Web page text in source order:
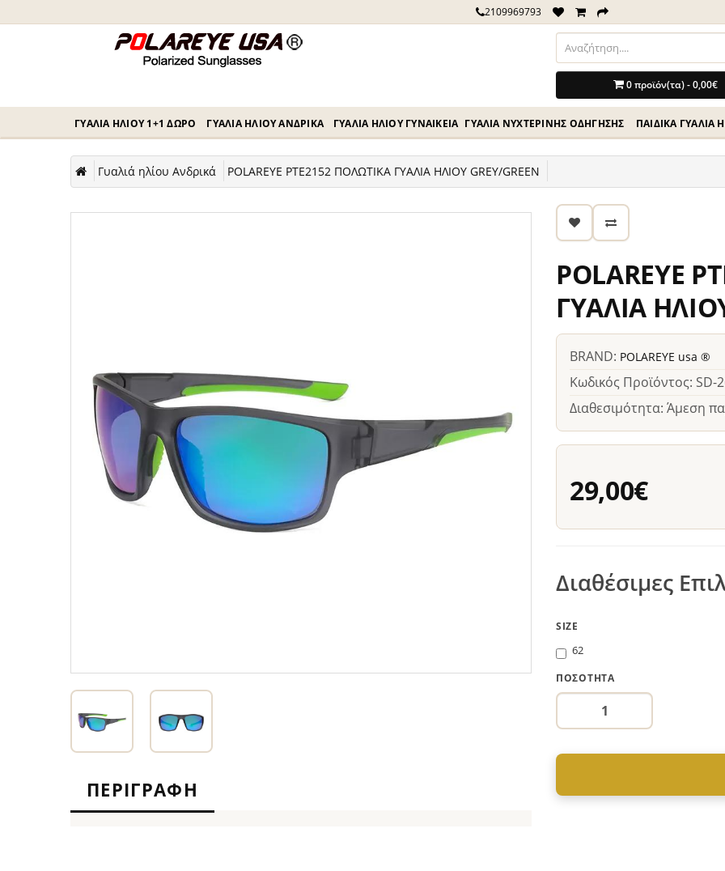
2109969793
0 προϊόν(τα) - 0,00€
ΓΥΑΛΙΆ ΗΛΊΟΥ 1+1 ΔΏΡΟ ΓΥΑΛΙΆ ΗΛΊΟΥ ΑΝΔΡΙΚΆ ΓΥΑΛΙΆ ΗΛΊΟΥ ΓΥΝΑΙΚΕΊΑ ΓΥΑΛΙΆ ΝΥΧΤΕΡΙΝΉΣ ΟΔΗΓΗΣΗΣ ΠΑΙΔΙΚΆ ΓΥΑΛΙΆ
Γυαλιά ηλίου Ανδρικά POLAREYE PTE2152 ΠΟΛΩΤΙΚΑ ΓΥΑΛΙΑ ΗΛΙΟΥ GREY/GREEN
ΠΕΡΙΓΡΑΦΉ
POLAREYE
ΓΥΑΛΙΑ
BRAND: POLAREYE usa ®
Κωδικός Προϊόντος: SD-
Διαθεσιμότητα: Άμεση
29,00€
Διαθέσιμες
SIZE
62
ΠΟΣΌΤΗΤΑ